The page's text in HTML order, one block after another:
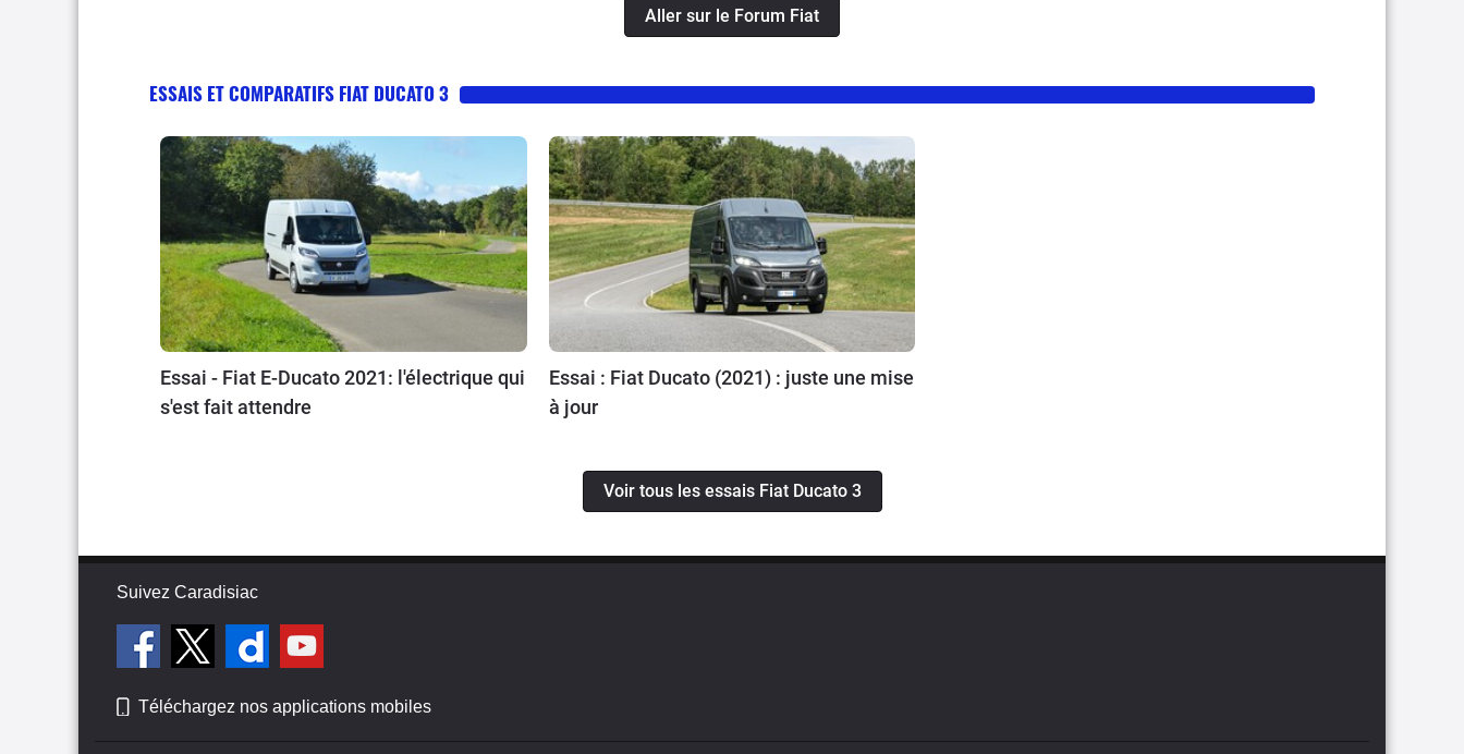
Aller sur le Forum Fiat
ESSAIS ET COMPARATIFS FIAT DUCATO 3
Essai - Fiat E-Ducato 2021: l'électrique qui
s'est fait attendre
Essai : Fiat Ducato (2021) : juste une mise
à jour
Voir tous les essais Fiat Ducato 3
Suivez Caradisiac
Téléchargez nos applications mobiles